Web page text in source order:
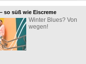
so süß wie Eiscreme
Winter Blues? Von
wegen!